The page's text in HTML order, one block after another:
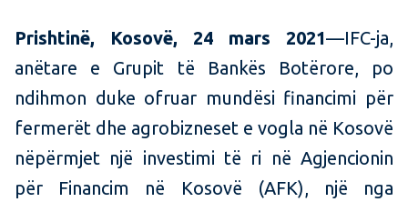
Prishtinë, Kosovë, 24 mars 2021—IFC-ja,
anëtare e Grupit të Bankës Botërore, po
ndihmon duke ofruar mundësi financimi për
fermerët dhe agrobizneset e vogla në Kosovë
nëpërmjet një investimi të ri në Agjencionin
për Financim në Kosovë (AFK), një nga